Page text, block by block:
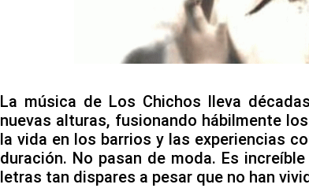
La música de Los Chichos lleva
nuevas alturas, fusionando hábilmente
la vida en los barrios y las experiencias
duración. No pasan de moda. Es
letras tan dispares a pesar que no han